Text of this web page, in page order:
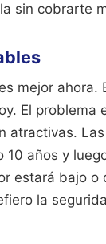
sin cobrarte
mejor
El
atractivas.
años y
estará bajo
la